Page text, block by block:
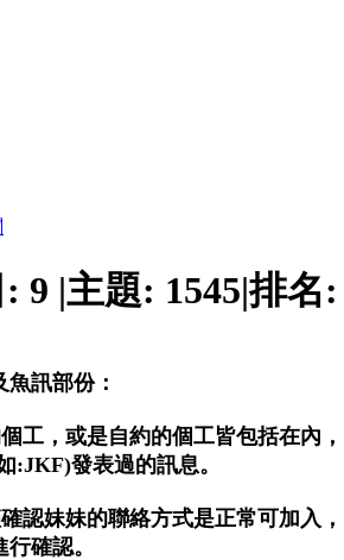
9 |主題: 1545|排名:
訊部份：
工，或是自約的個工皆包括在內，
:JKF)發表過的訊息。
認妹妹的聯絡方式是正常可加入，
確認。